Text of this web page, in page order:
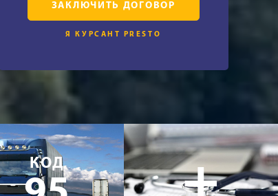
ЗАКЛЮЧИТЬ ДОГОВОР
Я КУРСАНТ PRESTO
КОД